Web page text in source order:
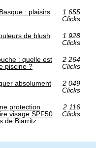
: plaisirs
1 655
Clicks
de blush
1 928
Clicks
: quelle est
piscine ?
2 264
Clicks
absolument
2 049
Clicks
protection
visage SPF50
de Biarritz.
2 116
Clicks